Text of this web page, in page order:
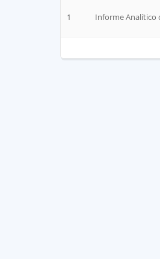
1 Informe Analítico